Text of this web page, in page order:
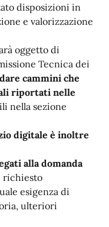
disposizioni in
e valorizzazione
oggetto di
Tecnica dei
cammini che
riportati nelle
nella sezione
digitale è inoltre
alla domanda
richiesto
esigenza di
ulteriori